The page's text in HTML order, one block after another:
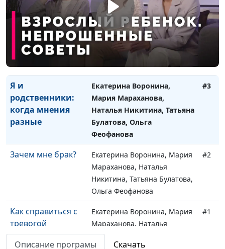
это?
Ольга Феофанова
Если не хватает
мужчин
Екатерина Воронина, Мария
Мараханова, Наталья
Никитина, Татьяна Булатова,
Ольга Феофанова
#4
Я и
родственники:
когда мнения
разные
Екатерина Воронина,
Мария Мараханова,
Наталья Никитина, Татьяна
Булатова, Ольга
Феофанова
#3
Зачем мне брак?
Екатерина Воронина, Мария
Мараханова, Наталья
Никитина, Татьяна Булатова,
Ольга Феофанова
#2
Как справиться с
тревогой
Екатерина Воронина, Мария
Мараханова, Наталья
Никитина, Татьяна Булатова,
#1
Описание програмы Скачать